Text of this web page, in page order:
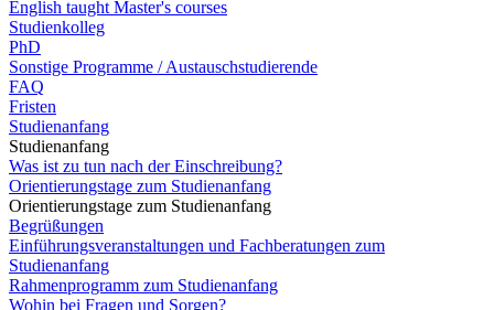
English taught Master's courses
Studienkolleg
PhD
Sonstige Programme / Austauschstudierende
FAQ
Fristen
Studienanfang
Studienanfang
Was ist zu tun nach der Einschreibung?
Orientierungstage zum Studienanfang
Orientierungstage zum Studienanfang
Begrüßungen
Einführungsveranstaltungen und Fachberatungen zum
Studienanfang
Rahmenprogramm zum Studienanfang
Wohin bei Fragen und Sorgen?